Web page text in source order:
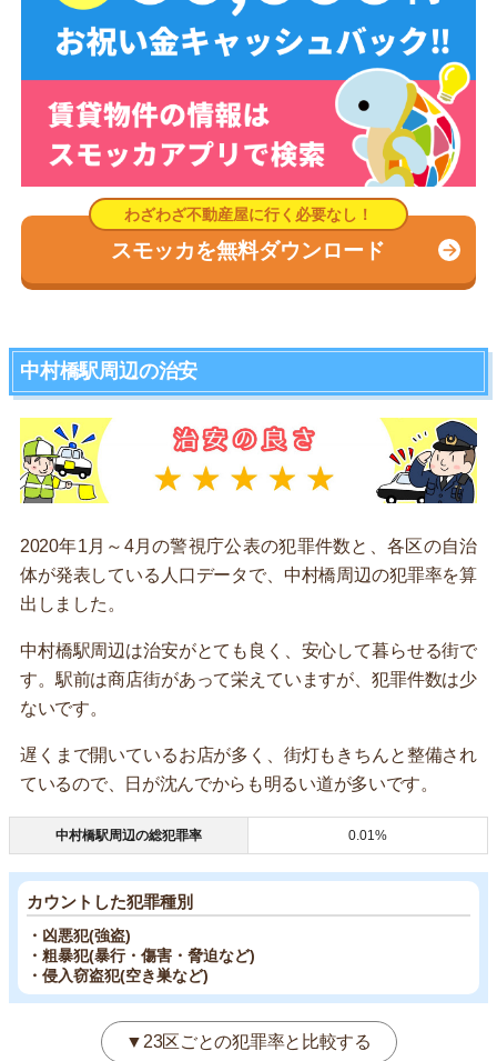
スモッカを無料ダウンロード
中村橋駅周辺の治安
2020年1月～4月の警視庁公表の犯罪件数と、各区の自治
体が発表している人口データで、中村橋周辺の犯罪率を算
出しました。
中村橋駅周辺は治安がとても良く、安心して暮らせる街で
す。駅前は商店街があって栄えていますが、犯罪件数は少
ないです。
遅くまで開いているお店が多く、街灯もきちんと整備され
ているので、日が沈んでからも明るい道が多いです。
中村橋駅周辺の総犯罪率 0.01%
カウントした犯罪種別
・凶悪犯(強盗)
・粗暴犯(暴行・傷害・脅迫など)
・侵入窃盗犯(空き巣など)
▼23区ごとの犯罪率と比較する